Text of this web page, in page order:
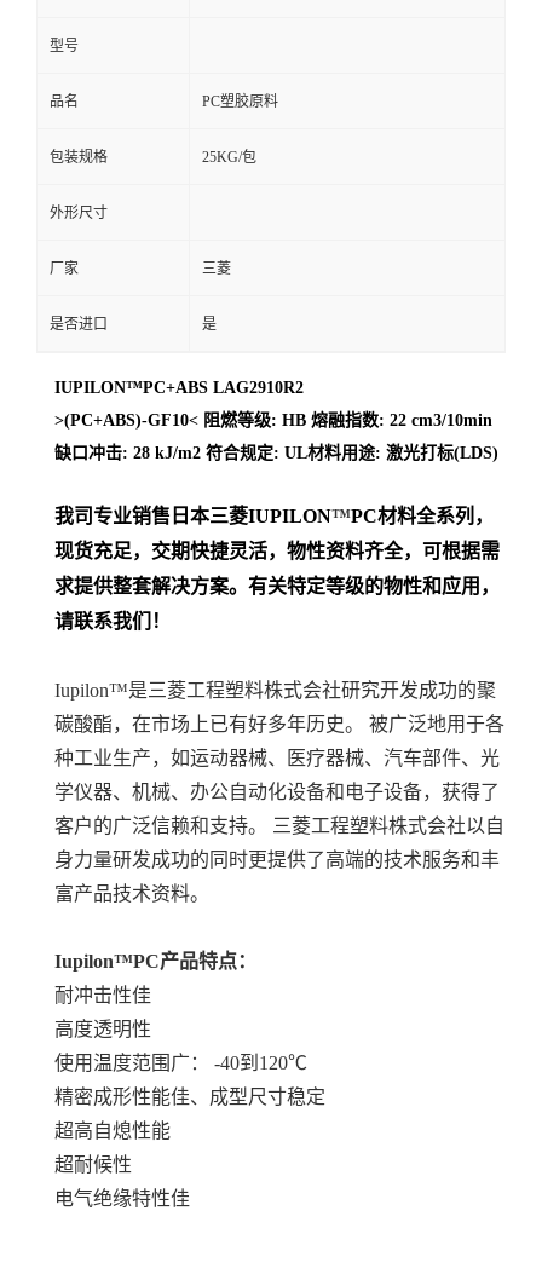
型号
品名 PC塑胶原料
包装规格 25KG/包
外形尺寸
厂家 三菱
是否进口 是
IUPILON™PC+ABS LAG2910R2
>(PC+ABS)-GF10< 阻燃等级: HB 熔融指数: 22 cm3/10min
缺口冲击: 28 kJ/m2 符合规定: UL材料用途: 激光打标(LDS)
我司专业销售日本三菱IUPILON™PC材料全系列 ，
现货充足，交期快捷灵活，物性资料齐全，可根据需
求提供整套解决方案。 有关特定等级的物性和应用，
请联系我们！
Iupilon™是三菱工程塑料株式会社研究开发成功的聚
碳酸酯，在市场上已有好多年历史。 被广泛地用于各
种工业生产，如运动器械、医疗器械、汽车部件、光
学仪器、机械、办公自动化设备和电子设备，获得了
客户的广泛信赖和支持。 三菱工程塑料株式会社以自
身力量研发成功的同时更提供了高端的技术服务和丰
富产品技术资料。
Iupilon™PC产品特点：
耐冲击性佳
高度透明性
使用温度范围广： -40到120℃
精密成形性能佳、成型尺寸稳定
超高自熄性能
超耐候性
电气绝缘特性佳